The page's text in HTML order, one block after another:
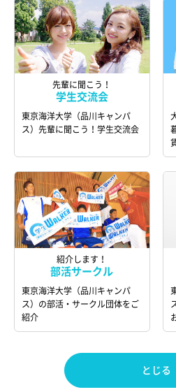
先輩に聞こう！
学生交流会
東京海洋大学（品川キャンパ
ス）先輩に聞こう！学生交流会
紹介します！
部活サークル
東京海洋大学（品川キャンパ
ス）の部活・サークル団体をご
紹介
とじる